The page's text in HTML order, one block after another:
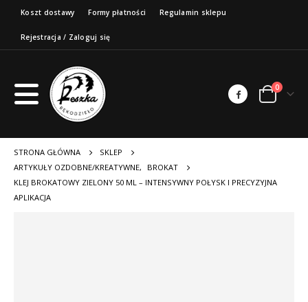
Koszt dostawy Formy płatności Regulamin sklepu
Rejestracja / Zaloguj się
0
STRONA GŁÓWNA
SKLEP
ARTYKUŁY OZDOBNE/KREATYWNE,
BROKAT
KLEJ BROKATOWY ZIELONY 50 ML – INTENSYWNY POŁYSK I PRECYZYJNA
APLIKACJA